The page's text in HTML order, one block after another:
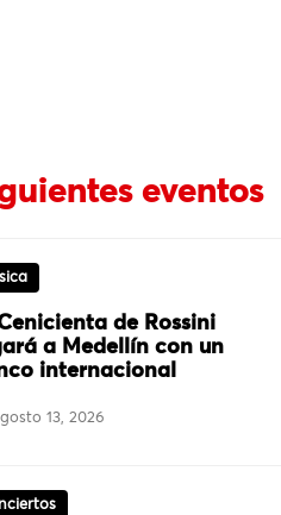
eventos
de Rossini
a Medellín con un
internacional
13, 2026